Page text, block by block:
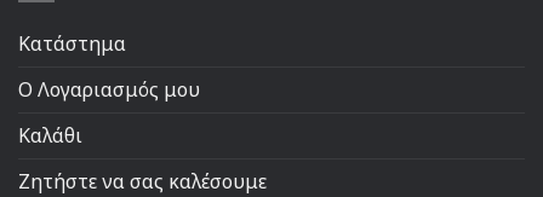
Κατάστημα
Ο Λογαριασμός μου
Καλάθι
Ζητήστε να σας καλέσουμε